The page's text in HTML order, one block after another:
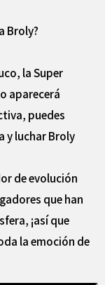
Broly?
la Super
aparecerá
puedes
y luchar Broly
de evolución
que han
¡así que
la emoción de